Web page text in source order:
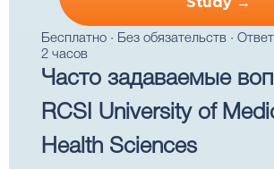
Бесплатно · Без обязательств ·
2 часов
Часто задаваемые
RCSI University of
Health Sciences